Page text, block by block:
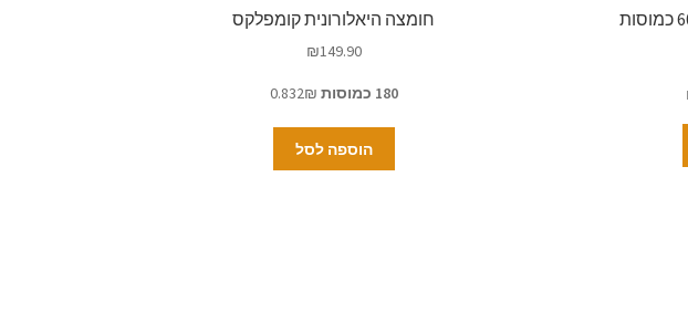
חומצה היאלורונית קומפלקס
₪149.90
180 כמוסות
הוספה לסל